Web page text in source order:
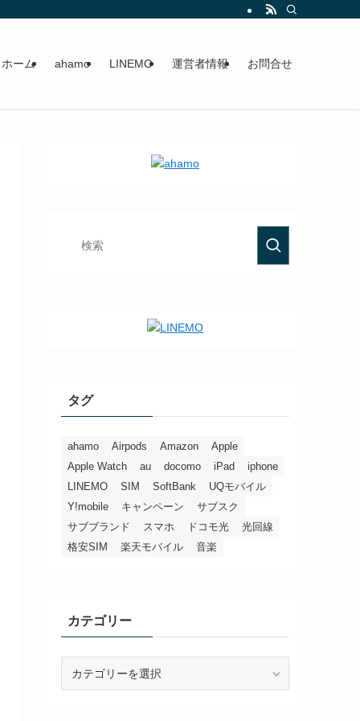
ホーム ahamo LINEMO 運営者情報 お問合せ
タグ
ahamo Airpods Amazon
Apple
Apple Watch
au docomo iPad
iphone
LINEMO
SIM SoftBank
UQモバイル
Y!mobile
キャンペーン
サブスク
サブブランド
スマホ ドコモ光
光回線
格安SIM
楽天モバイル 音楽
カテゴリー